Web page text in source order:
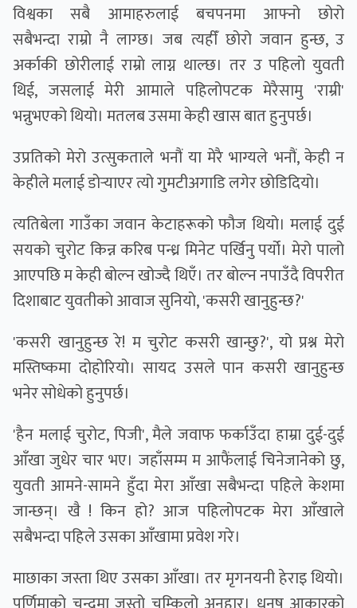
विश्वका सबै आमाहरुलाई बचपनमा आफ्नो छोरो
सबैभन्दा राम्रो नै लाग्छ। जब त्यहीँ छोरो जवान हुन्छ, उ
अर्काकी छोरीलाई राम्राे लाग्न थाल्छ। तर उ पहिलाे युवती
थिई, जसलाई मेरी आमाले पहिलोपटक मेरैसामु 'राम्री'
भन्नुभएको थियो। मतलब उसमा केही खास बात हुनुपर्छ।
उप्रतिको मेरो उत्सुकताले भनौं या मेरै भाग्यले भनौं, केही न
केहीले मलाई डोर्‍याएर त्यो गुमटीअगाडि लगेर छोडिदियो।
त्यतिबेला गाउँका जवान केटाहरूको फौज थियो। मलाई दुई
सयको चुरोट किन्न करिब पन्ध्र मिनेट पर्खिनु पर्यो। मेरो पालो
आएपछि म केही बोल्न खोज्दै थिएँ। तर बाेल्न नपाउँदै विपरीत
दिशाबाट युवतीकाे आवाज सुनियाे, 'कसरी खानुहुन्छ?'
'कसरी खानुहुन्छ रे! म चुरोट कसरी खान्छु?', यो प्रश्न मेरो
मस्तिष्कमा दोहोरियो। सायद उसले पान कसरी खानुहुन्छ
भनेर सोधेको हुनुपर्छ।
'हैन मलाई चुरोट, पिजी', मैले जवाफ फर्काउँदा हाम्रा दुई-दुई
आँखा जुधेर चार भए। जहाँसम्म म आफैंलाई चिनेजानेको छु,
युवती आमने-सामने हुँदा मेरा आँखा सबैभन्दा पहिले केशमा
जान्छन्। खै ! किन हो? आज पहिलोपटक मेरा आँखाले
सबैभन्दा पहिले उसका आँखामा प्रवेश गरे।
माछाका जस्ता थिए उसका आँखा। तर मृगनयनी हेराइ थियाे।